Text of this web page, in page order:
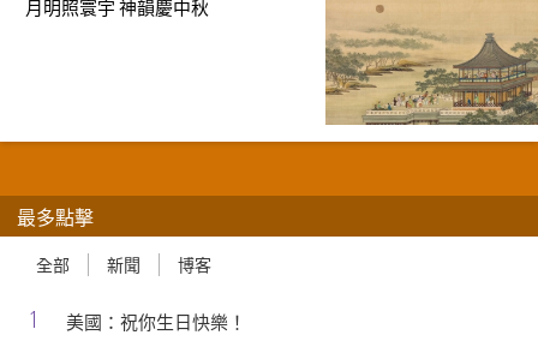
月明照寰宇 神韻慶中秋
最多點擊
全部 新聞 博客
1 美國：祝你生日快樂！